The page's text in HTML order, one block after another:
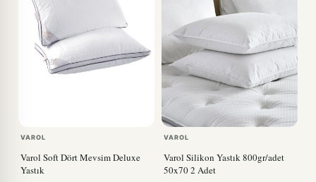
VAROL
Varol Soft Dört Mevsim Deluxe
Yastık
VAROL
Varol Silikon Yastık 800gr/adet
50x70 2 Adet